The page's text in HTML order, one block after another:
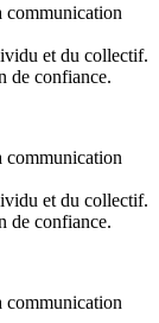
communication
et du collectif.
de confiance.
communication
et du collectif.
de confiance.
communication